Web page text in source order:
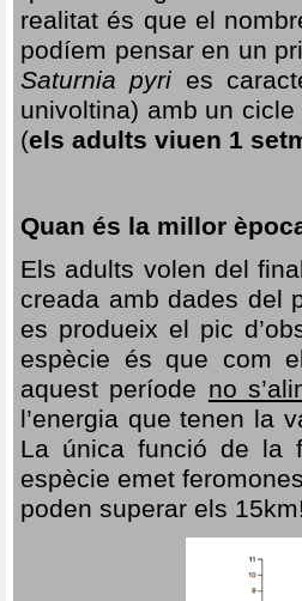
realitat és que el
podíem pensar en un
Saturnia pyri es
univoltina) amb un
(els adults viuen 1
Quan és la millor
Els adults volen del
creada amb dades del
es produeix el pic
espècie és que com
aquest període no
l’energia que tenen la
La única funció de la
espècie emet
poden superar els